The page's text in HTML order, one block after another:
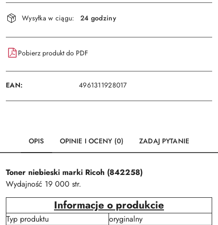
Dostępność
i
dostawa
Wysyłka w ciągu: 24 godziny
Pobierz produkt do PDF
EAN: 4961311928017
OPIS OPINIE I OCENY (0) ZADAJ PYTANIE
Toner niebieski marki Ricoh (842258)
Wydajność 19 000 str.
Informacje o produkcie
Typ produktu
oryginalny